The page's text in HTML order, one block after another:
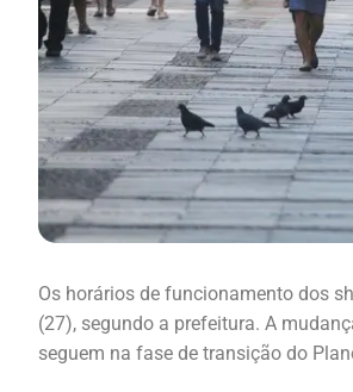
Os horários de funcionamento dos
(27), segundo a prefeitura. A
seguem na fase de transição do